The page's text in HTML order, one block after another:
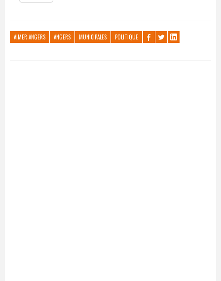
AIMER ANGERS ANGERS MUNICIPALES POLITIQUE